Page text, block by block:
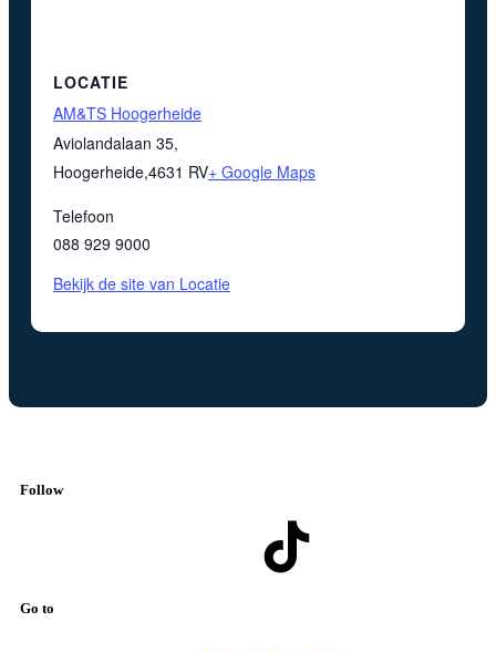
LOCATIE
AM&TS Hoogerheide
Aviolandalaan 35,
Hoogerheide,4631 RV+ Google Maps
Telefoon
088 929 9000
Bekijk de site van Locatie
Follow
Go to